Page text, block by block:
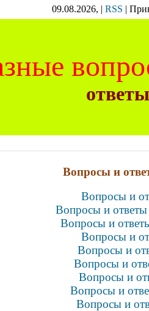
09.08.2026, | RSS |
Вопросы и
Вопросы и
Вопросы и
Вопросы и
Вопросы и
Вопросы и
Вопросы и
Вопросы и
Вопросы и
Вопросы и